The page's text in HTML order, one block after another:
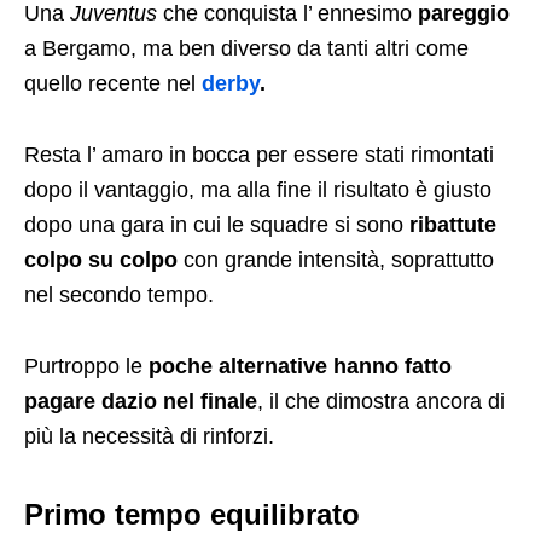
Una Juventus che conquista l’ ennesimo pareggio
a Bergamo, ma ben diverso da tanti altri come
quello recente nel derby.
Resta l’ amaro in bocca per essere stati rimontati
dopo il vantaggio, ma alla fine il risultato è giusto
dopo una gara in cui le squadre si sono ribattute
colpo su colpo con grande intensità, soprattutto
nel secondo tempo.
Purtroppo le poche alternative hanno fatto
pagare dazio nel finale, il che dimostra ancora di
più la necessità di rinforzi.
Primo tempo equilibrato